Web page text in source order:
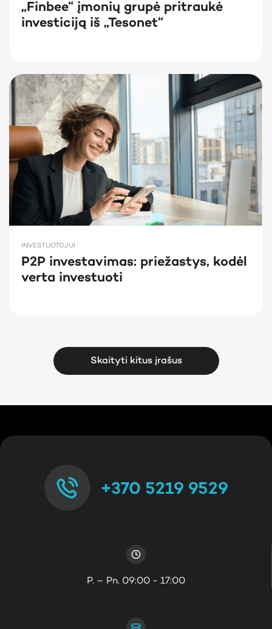
„Finbee“ įmonių grupė pritraukė
investiciją iš „Tesonet“
INVESTUOTOJUI
P2P investavimas: priežastys, kodėl
verta investuoti
Skaityti kitus įrašus
+370 5219 9529
P. – Pn. 09:00 - 17:00